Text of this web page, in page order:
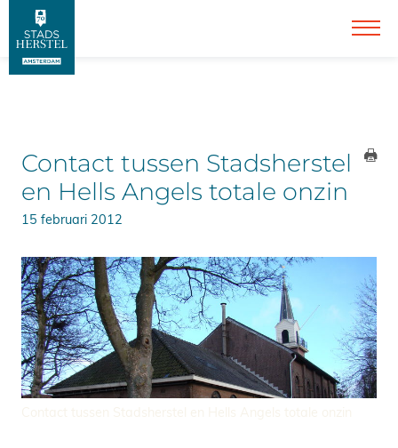
Contact tussen Stadsherstel
en Hells Angels totale onzin
15 februari 2012